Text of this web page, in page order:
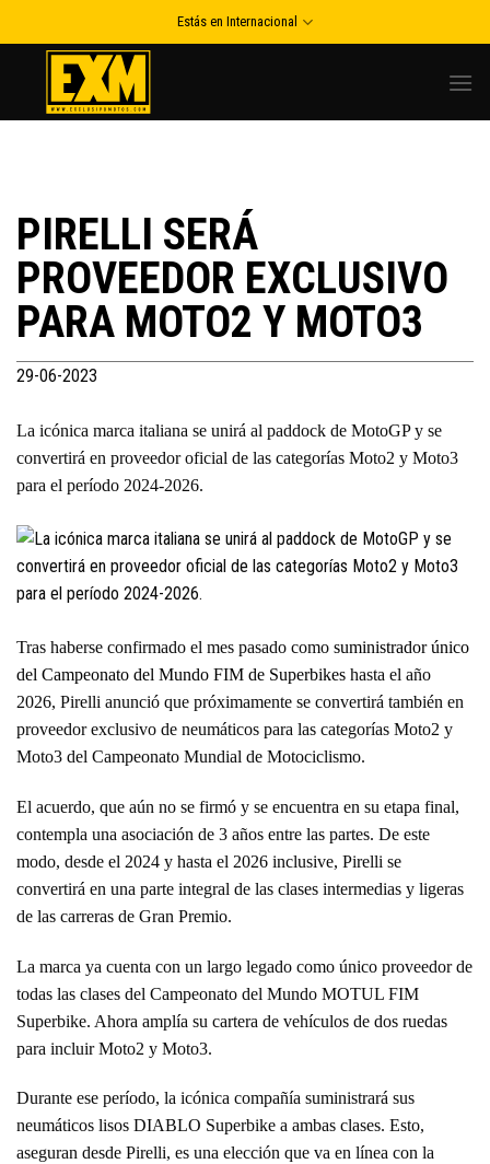
to
Estás en Internacional
PIRELLI SERÁ
PROVEEDOR EXCLUSIVO
PARA MOTO2 Y MOTO3
29-06-2023
La icónica marca italiana se unirá al paddock de MotoGP y se
convertirá en proveedor oficial de las categorías Moto2 y Moto3
para el período 2024-2026.
Tras haberse confirmado el mes pasado como suministrador único
del Campeonato del Mundo FIM de Superbikes hasta el año
2026, Pirelli anunció que próximamente se convertirá también en
proveedor exclusivo de neumáticos para las categorías Moto2 y
Moto3 del Campeonato Mundial de Motociclismo.
El acuerdo, que aún no se firmó y se encuentra en su etapa final,
contempla una asociación de 3 años entre las partes. De este
modo, desde el 2024 y hasta el 2026 inclusive, Pirelli se
convertirá en una parte integral de las clases intermedias y ligeras
de las carreras de Gran Premio.
La marca ya cuenta con un largo legado como único proveedor de
todas las clases del Campeonato del Mundo MOTUL FIM
Superbike. Ahora amplía su cartera de vehículos de dos ruedas
para incluir Moto2 y Moto3.
Durante ese período, la icónica compañía suministrará sus
neumáticos lisos DIABLO Superbike a ambas clases. Esto,
aseguran desde Pirelli, es una elección que va en línea con la